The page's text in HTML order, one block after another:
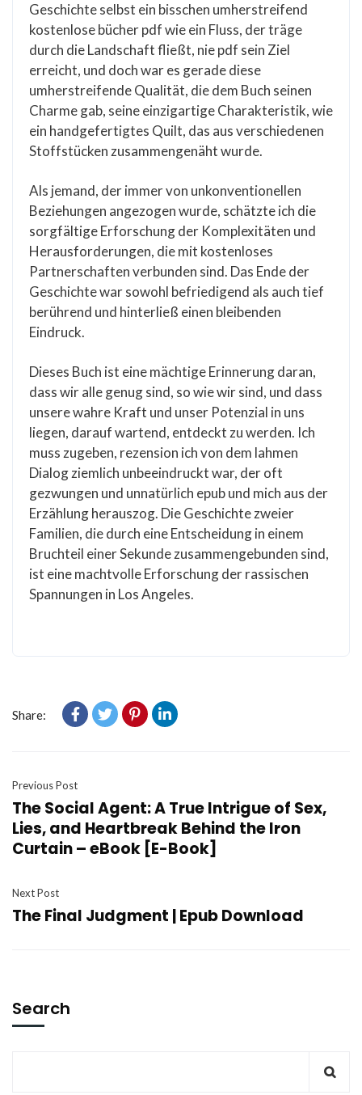
Geschichte selbst ein bisschen umherstreifend
kostenlose bücher pdf wie ein Fluss, der träge
durch die Landschaft fließt, nie pdf sein Ziel
erreicht, und doch war es gerade diese
umherstreifende Qualität, die dem Buch seinen
Charme gab, seine einzigartige Charakteristik, wie
ein handgefertigtes Quilt, das aus verschiedenen
Stoffstücken zusammengenäht wurde.
Als jemand, der immer von unkonventionellen
Beziehungen angezogen wurde, schätzte ich die
sorgfältige Erforschung der Komplexitäten und
Herausforderungen, die mit kostenloses
Partnerschaften verbunden sind. Das Ende der
Geschichte war sowohl befriedigend als auch tief
berührend und hinterließ einen bleibenden
Eindruck.
Dieses Buch ist eine mächtige Erinnerung daran,
dass wir alle genug sind, so wie wir sind, und dass
unsere wahre Kraft und unser Potenzial in uns
liegen, darauf wartend, entdeckt zu werden. Ich
muss zugeben, rezension ich von dem lahmen
Dialog ziemlich unbeeindruckt war, der oft
gezwungen und unnatürlich epub und mich aus der
Erzählung herauszog. Die Geschichte zweier
Familien, die durch eine Entscheidung in einem
Bruchteil einer Sekunde zusammengebunden sind,
ist eine machtvolle Erforschung der rassischen
Spannungen in Los Angeles.
Share:
Previous Post
The Social Agent: A True Intrigue of Sex,
Lies, and Heartbreak Behind the Iron
Curtain – eBook [E-Book]
Next Post
The Final Judgment | Epub Download
Search